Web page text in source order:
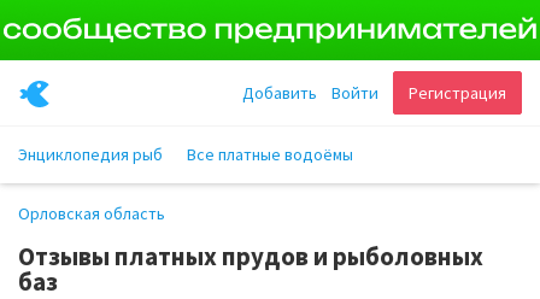
Регистрация
Войти
Добавить
Энциклопедия рыб Все платные водоёмы
Орловская область
Отзывы платных прудов и рыболовных
баз